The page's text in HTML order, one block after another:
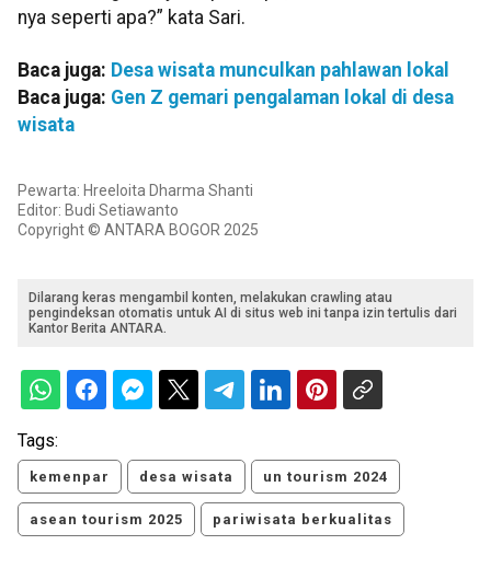
nya seperti apa?” kata Sari.
Baca juga: Desa wisata munculkan pahlawan lokal
Baca juga: Gen Z gemari pengalaman lokal di desa
wisata
Pewarta: Hreeloita Dharma Shanti
Editor: Budi Setiawanto
Copyright © ANTARA BOGOR 2025
Dilarang keras mengambil konten, melakukan crawling atau
pengindeksan otomatis untuk AI di situs web ini tanpa izin tertulis dari
Kantor Berita ANTARA.
Tags:
kemenpar desa wisata un tourism 2024
asean tourism 2025 pariwisata berkualitas